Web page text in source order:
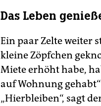
Das Leben
Ein paar Zelte weiter
kleine Zöpfchen
Miete erhöht habe,
auf Wohnung
„Hierbleiben“, sagt